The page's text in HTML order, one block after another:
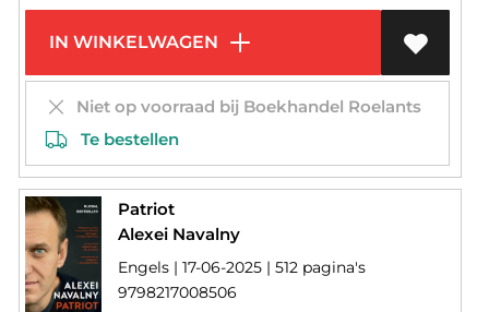
IN WINKELWAGEN
Niet op voorraad bij Boekhandel Roelants
Te bestellen
Patriot
Alexei Navalny
Engels | 17-06-2025 | 512 pagina's
9798217008506